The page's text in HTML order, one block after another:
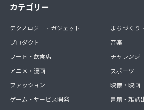
カテゴリー
テクノロジー・ガジェット
プロダクト
フード・飲食店
アニメ・漫画
ファッション
ゲーム・サービス開発
まちづくり
音楽
チャレンジ
スポーツ
映像・映画
書籍・雑誌